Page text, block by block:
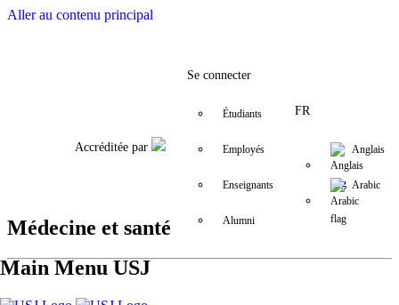
Aller au contenu principal
Facebook
Accréditée par
Se connecter
Étudiants
Employés
Enseignants
Alumni
FR
Anglais
Arabic
Main Menu USJ
Médecine et santé